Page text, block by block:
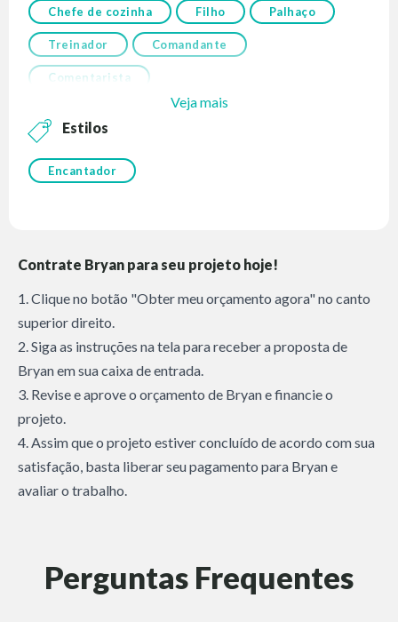
Chefe de cozinha Filho Palhaço
Treinador Comandante
Comentarista
Veja mais
Estilos
Encantador
Contrate Bryan para seu projeto hoje!
1. Clique no botão "Obter meu orçamento agora" no canto
superior direito.
2. Siga as instruções na tela para receber a proposta de
Bryan em sua caixa de entrada.
3. Revise e aprove o orçamento de Bryan e financie o
projeto.
4. Assim que o projeto estiver concluído de acordo com sua
satisfação, basta liberar seu pagamento para Bryan e
avaliar o trabalho.
Perguntas Frequentes